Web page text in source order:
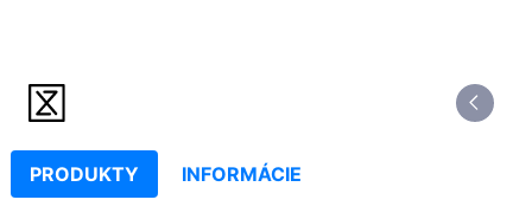
PRODUKTY INFORMÁCIE